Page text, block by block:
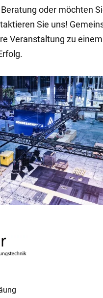
oder möchten
Sie uns!
Veranstaltung zu einem